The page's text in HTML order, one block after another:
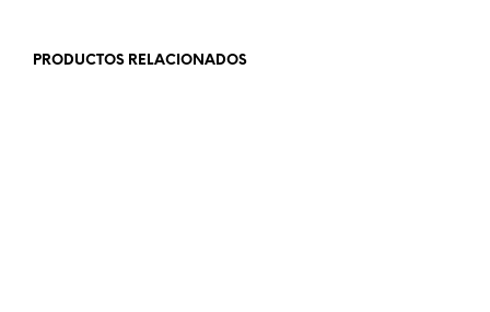
PRODUCTOS RELACIONADOS